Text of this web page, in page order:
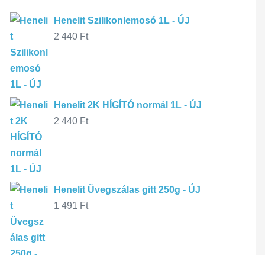
Henelit Szilikonlemosó 1L - ÚJ
2 440 Ft
Henelit 2K HÍGÍTÓ normál 1L - ÚJ
2 440 Ft
Henelit Üvegszálas gitt 250g - ÚJ
1 491 Ft